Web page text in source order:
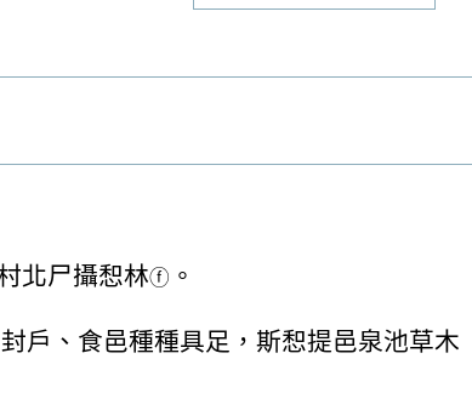
北尸攝惒林ⓕ 。
戶、食邑種種具足，斯惒提邑泉池草木